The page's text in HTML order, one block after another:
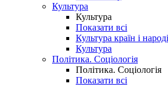
Культура
Культура
Показати всі
Культура країн і
Культура
Політика. Соціологія
Політика. Соціологія
Показати всі